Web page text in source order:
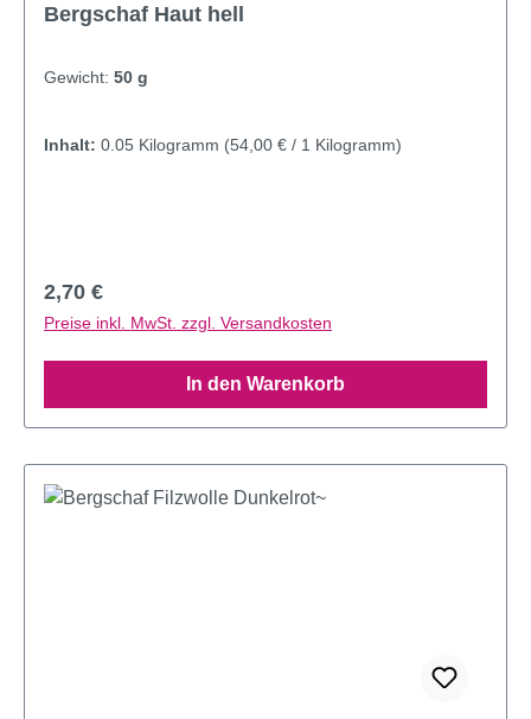
Bergschaf Haut hell
Gewicht: 50 g
Inhalt: 0.05 Kilogramm (54,00 € / 1 Kilogramm)
Regulärer Preis:
2,70 €
Preise inkl. MwSt. zzgl. Versandkosten
In den Warenkorb